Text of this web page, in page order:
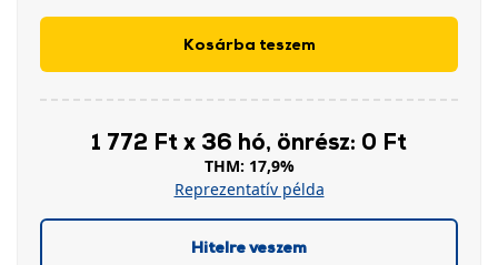
Kosárba teszem
1 772 Ft x 36 hó, önrész: 0 Ft
THM: 17,9%
Reprezentatív példa
Hitelre veszem